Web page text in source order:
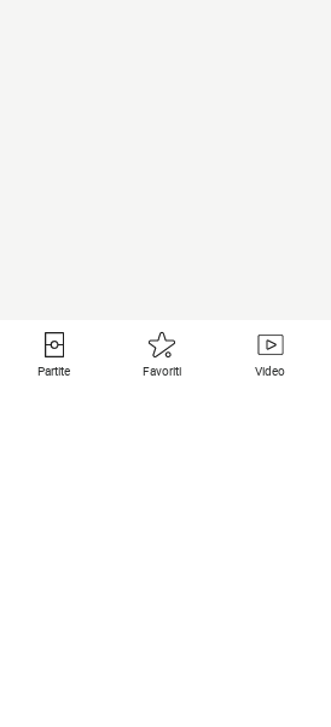
Partite Favoriti Video